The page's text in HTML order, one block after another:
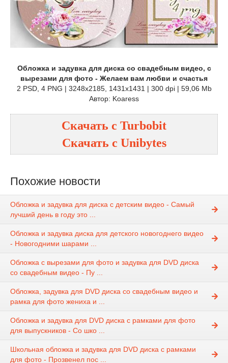
Обложка и задувка для диска со свадебным видео, с
вырезами для фото - Желаем вам любви и счастья
2 PSD, 4 PNG | 3248x2185, 1431x1431 | 300 dpi | 59,06 Mb
Автор: Koaress
Скачать с Turbobit
Скачать с Unibytes
Похожие новости
Обложка и задувка для диска с детским видео - Самый
лучший день в году это ...
Обложка и задувка диска для детского новогоднего видео
- Новогодними шарами ...
Обложка с вырезами для фото и задувка для DVD диска
со свадебным видео - Пу ...
Обложка, задувка для DVD диска со свадебным видео и
рамка для фото жениха и ...
Обложка и задувка для DVD диска с рамками для фото
для выпускников - Со шко ...
Школьная обложка и задувка для DVD диска с рамками
для фото - Прозвенел пос ...